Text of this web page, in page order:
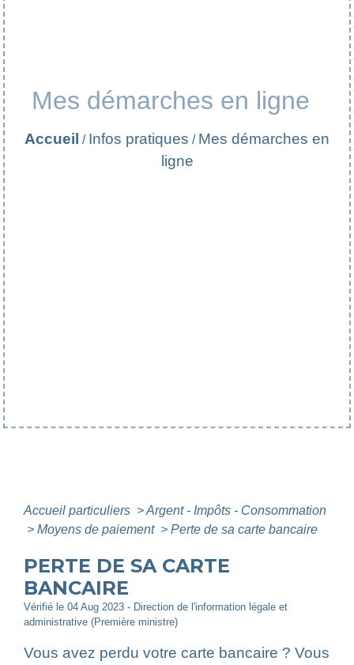
Mes démarches en ligne
Accueil / Infos pratiques / Mes démarches en
ligne
Accueil particuliers >Argent - Impôts - Consommation
> Moyens de paiement > Perte de sa carte bancaire
PERTE DE SA CARTE
BANCAIRE
Vérifié le 04 Aug 2023 - Direction de l'information légale et
administrative (Première ministre)
Vous avez perdu votre carte bancaire ? Vous